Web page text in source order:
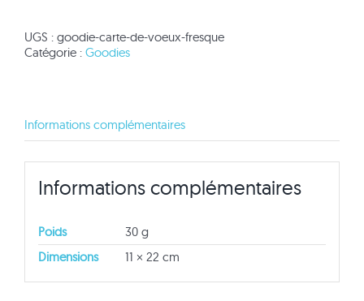
UGS : goodie-carte-de-voeux-fresque
Catégorie : Goodies
Informations complémentaires
Informations complémentaires
Poids
30 g
Dimensions
11 × 22 cm